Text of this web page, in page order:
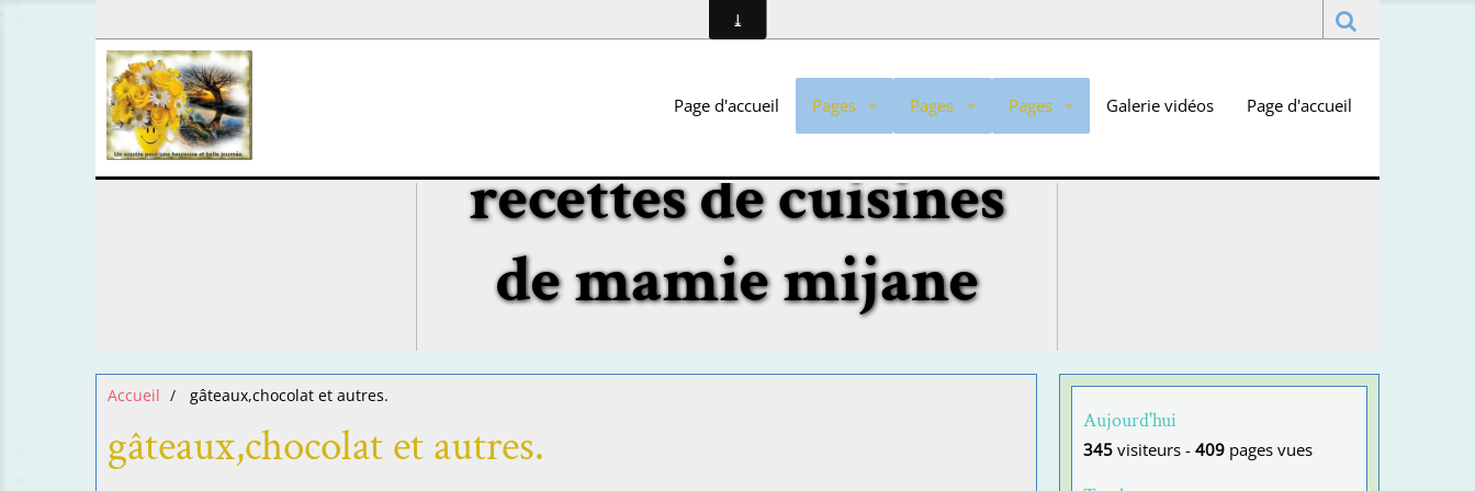
Page d'accueil Pages Pages Pages Galerie vidéos Page d'accueil
recettes de cuisines
de mamie mijane
Accueil gâteaux,chocolat et autres.
gâteaux,chocolat et autres. Aujourd'hui
345visiteurs - 409pages vues